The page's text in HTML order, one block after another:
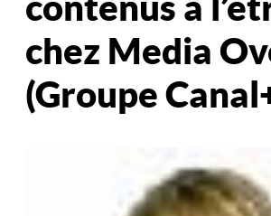
chez Media
(Groupe